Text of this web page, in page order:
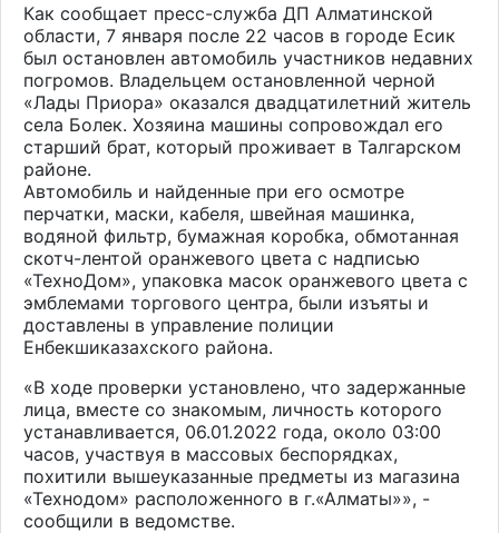
Как сообщает пресс-служба ДП Алматинской
области, 7 января после 22 часов в городе Есик
был остановлен автомобиль участников недавних
погромов. Владельцем остановленной черной
«Лады Приора» оказался двадцатилетний житель
села Болек. Хозяина машины сопровождал его
старший брат, который проживает в Талгарском
районе.
Автомобиль и найденные при его осмотре
перчатки, маски, кабеля, швейная машинка,
водяной фильтр, бумажная коробка, обмотанная
скотч-лентой оранжевого цвета с надписью
«ТехноДом», упаковка масок оранжевого цвета с
эмблемами торгового центра, были изъяты и
доставлены в управление полиции
Енбекшиказахского района.
«В ходе проверки установлено, что задержанные
лица, вместе со знакомым, личность которого
устанавливается, 06.01.2022 года, около 03:00
часов, участвуя в массовых беспорядках,
похитили вышеуказанные предметы из магазина
«Технодом» расположенного в г.«Алматы»», -
сообщили в ведомстве.